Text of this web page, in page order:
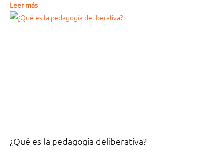
Leer más
¿Qué es la pedagogía deliberativa?